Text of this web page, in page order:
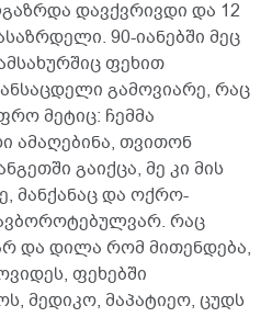
დავქვრივდი და 12
90-იანებში მეც
ფეხით
გამოვიარე, რაც
მეტიც: ჩემმა
ამაღებინა, თვითონ
გაიქცა, მე კი მის
მანქანაც და ოქრო-
რაც
და დილა რომ მითენდება,
ფეხებში
მედიკო, მაპატიეო, ცუდს